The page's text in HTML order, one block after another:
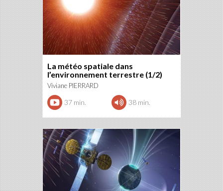
La météo spatiale dans
l’environnement terrestre (1/2)
Viviane PIERRARD
37 min. 38 min.